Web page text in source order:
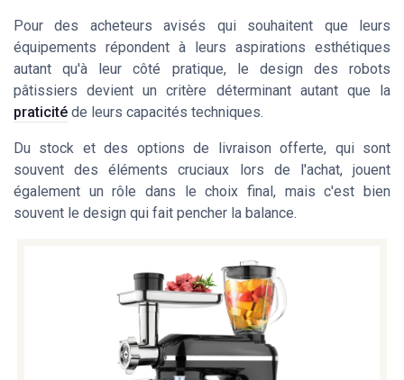
Pour des acheteurs avisés qui souhaitent que leurs
équipements répondent à leurs aspirations esthétiques
autant qu'à leur côté pratique, le design des robots
pâtissiers devient un critère déterminant autant que la
praticité de leurs capacités techniques.
Du stock et des options de livraison offerte, qui sont
souvent des éléments cruciaux lors de l'achat, jouent
également un rôle dans le choix final, mais c'est bien
souvent le design qui fait pencher la balance.